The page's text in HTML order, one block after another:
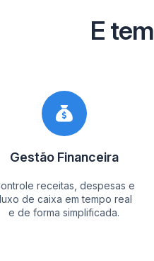
E tem
Gestão Financeira
receitas, despesas e
de caixa em tempo real
e de forma simplificada.